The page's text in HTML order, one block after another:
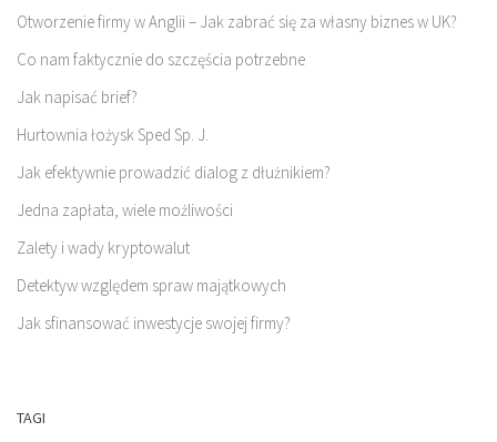
Otworzenie firmy w Anglii – Jak zabrać się za własny biznes w UK?
Co nam faktycznie do szczęścia potrzebne
Jak napisać brief?
Hurtownia łożysk Sped Sp. J.
Jak efektywnie prowadzić dialog z dłużnikiem?
Jedna zapłata, wiele możliwości
Zalety i wady kryptowalut
Detektyw względem spraw majątkowych
Jak sfinansować inwestycje swojej firmy?
TAGI